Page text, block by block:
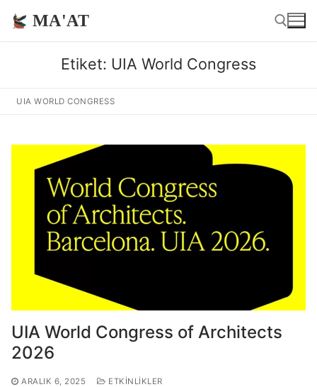
atla
MA'AT
Etiket: UIA World Congress
UIA WORLD CONGRESS
UIA World Congress of Architects
2026
ARALIK 6, 2025 ETKINLIKLER